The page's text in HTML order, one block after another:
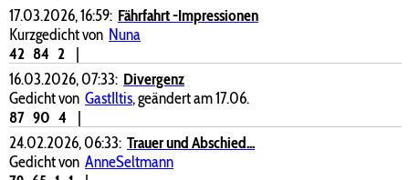
17.03.2026, 16:59: Fährfahrt -Impressionen
Kurzgedicht von Nuna
42 84 2
|
16.03.2026, 07:33: Divergenz
Gedicht von GastIltis, geändert am 17.06.
87 90 4
|
24.02.2026, 06:33: Trauer und Abschied...
Gedicht von AnneSeltmann